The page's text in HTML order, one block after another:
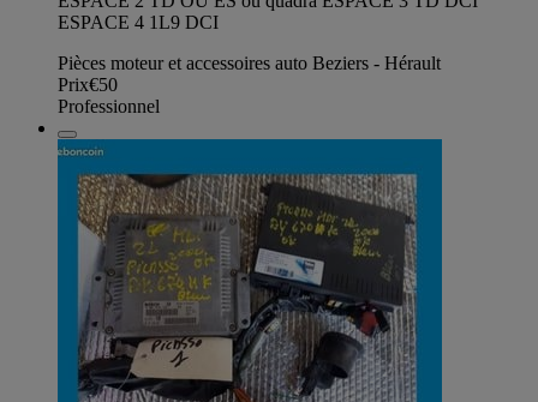
ESPACE 4 1L9 DCI
Pièces moteur et accessoires auto Beziers - Hérault
Prix€50
Professionnel